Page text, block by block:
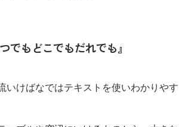
つでもどこでもだれでも』
いけばなではテキストを使いわかりや